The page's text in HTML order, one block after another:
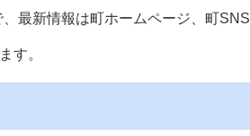
最新情報は町ホームページ、町SNS
す。